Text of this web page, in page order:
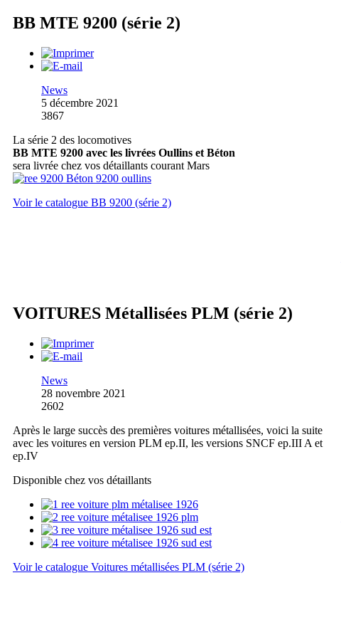
BB MTE 9200 (série 2)
News
5 décembre 2021
3867
La série 2 des locomotives
BB MTE 9200 avec les livrées Oullins et Béton
sera livrée chez vos détaillants courant Mars
Voir le catalogue BB 9200 (série 2)
VOITURES Métallisées PLM (série 2)
News
28 novembre 2021
2602
Après le large succès des premières voitures métallisées, voici la suite
avec les voitures en version PLM ep.II, les versions SNCF ep.III A et
ep.IV
Disponible chez vos détaillants
Voir le catalogue Voitures métallisées PLM (série 2)